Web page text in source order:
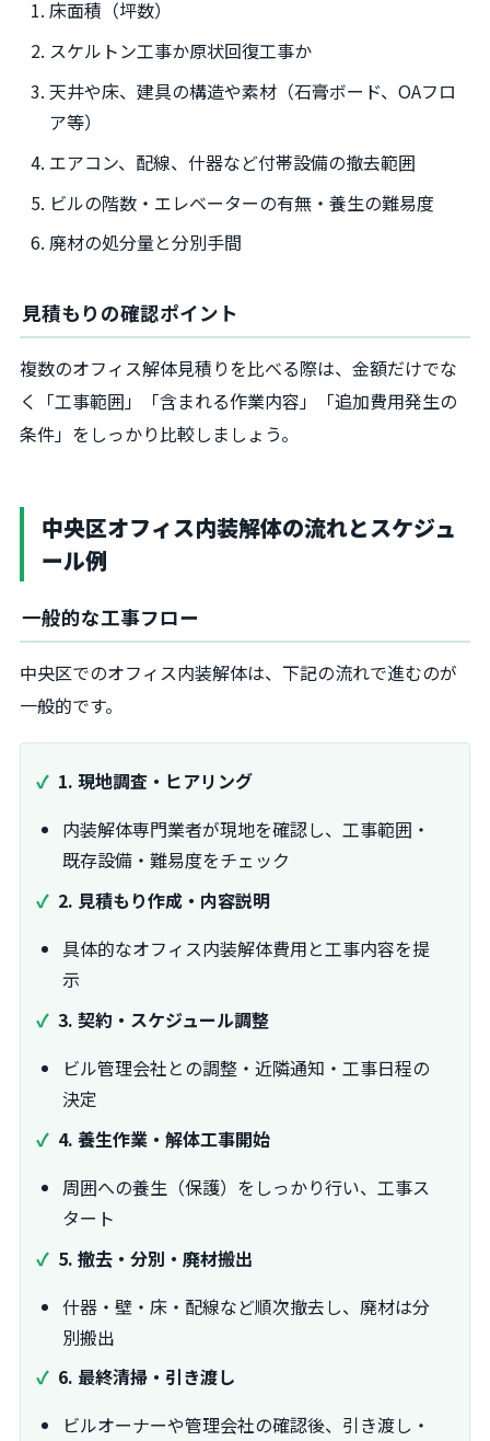
床面積（坪数）
スケルトン工事か原状回復工事か
天井や床、建具の構造や素材（石膏ボード、OAフロ
ア等）
エアコン、配線、什器など付帯設備の撤去範囲
ビルの階数・エレベーターの有無・養生の難易度
廃材の処分量と分別手間
見積もりの確認ポイント
複数のオフィス解体見積りを比べる際は、金額だけでな
く「工事範囲」「含まれる作業内容」「追加費用発生の
条件」をしっかり比較しましょう。
中央区オフィス内装解体の流れとスケジュ
ール例
一般的な工事フロー
中央区でのオフィス内装解体は、下記の流れで進むのが
一般的です。
1. 現地調査・ヒアリング
内装解体専門業者が現地を確認し、工事範囲・
既存設備・難易度をチェック
2. 見積もり作成・内容説明
具体的なオフィス内装解体費用と工事内容を提
示
3. 契約・スケジュール調整
ビル管理会社との調整・近隣通知・工事日程の
決定
4. 養生作業・解体工事開始
周囲への養生（保護）をしっかり行い、工事ス
タート
5. 撤去・分別・廃材搬出
什器・壁・床・配線など順次撤去し、廃材は分
別搬出
6. 最終清掃・引き渡し
ビルオーナーや管理会社の確認後、引き渡し・